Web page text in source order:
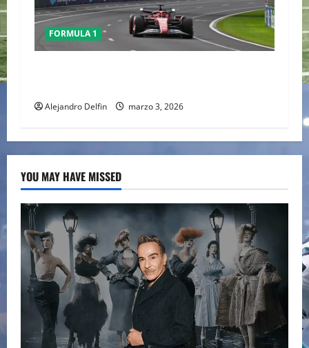
FORMULA 1
Alejandro Delfin marzo 3, 2026
YOU MAY HAVE MISSED